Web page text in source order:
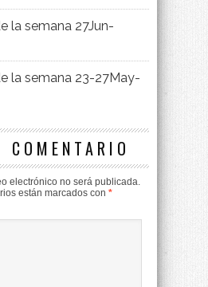
la semana 27Jun-
la semana 23-27May-
COMENTARIO
electrónico no será publicada.
están marcados con *